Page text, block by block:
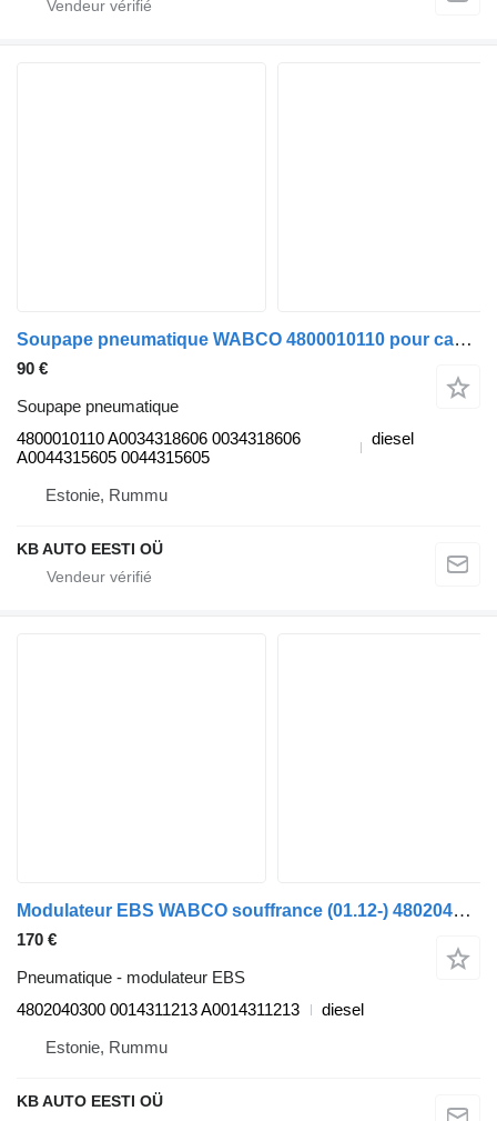
Soupape pneumatique WABCO 4800010110 pour camion Mercedes-Benz Actros, Axor MP1, MP2, MP3 (1996-2014)
90 €
Soupape pneumatique
4800010110 A0034318606 0034318606
A0044315605 0044315605
diesel
Estonie, Rummu
KB AUTO EESTI OÜ
Modulateur EBS WABCO souffrance (01.12-) 4802040300 pour camion Mercedes-Benz Actros MP4 Antos Arocs (2012-)
170 €
Pneumatique - modulateur EBS
4802040300 0014311213 A0014311213
diesel
Estonie, Rummu
KB AUTO EESTI OÜ